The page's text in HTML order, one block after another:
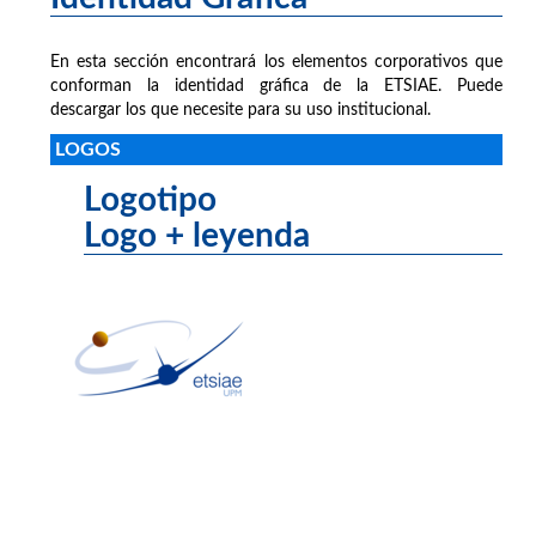
En esta sección encontrará los elementos corporativos que
conforman la identidad gráfica de la ETSIAE. Puede
descargar los que necesite para su uso institucional.
LOGOS
Logotipo
Logo + leyenda